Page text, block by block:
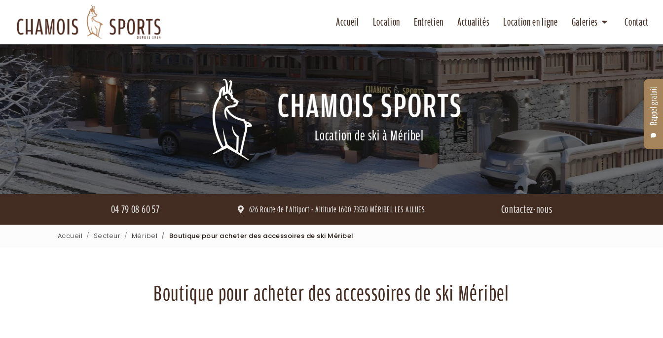
contenu
principal
Rappel gratuit
Accueil Location Entretien Actualités Location en ligne Galeries
Location
Entretien
Contact
Location de ski à Méribel
04 79 08 60 57 626 Route de l'Altiport - Altitude 1600 73550 MÉRIBEL LES ALLUES Contactez-nous
Accueil Secteur Méribel Boutique pour acheter des accessoires de ski Méribel
Boutique pour acheter des accessoires de ski Méribel